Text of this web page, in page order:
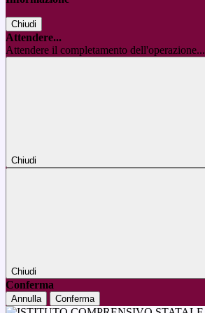
Chiudi
Attendere...
Attendere il completamento dell'operazione...
Chiudi
Chiudi
Conferma
Annulla Conferma